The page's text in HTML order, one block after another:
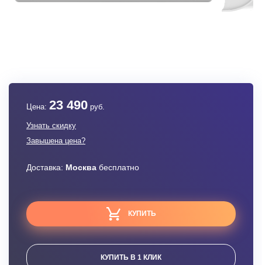
Цена: 23 490 руб.
Узнать скидку
Завышена цена?
Доставка: Москва бесплатно
КУПИТЬ
КУПИТЬ В 1 КЛИК